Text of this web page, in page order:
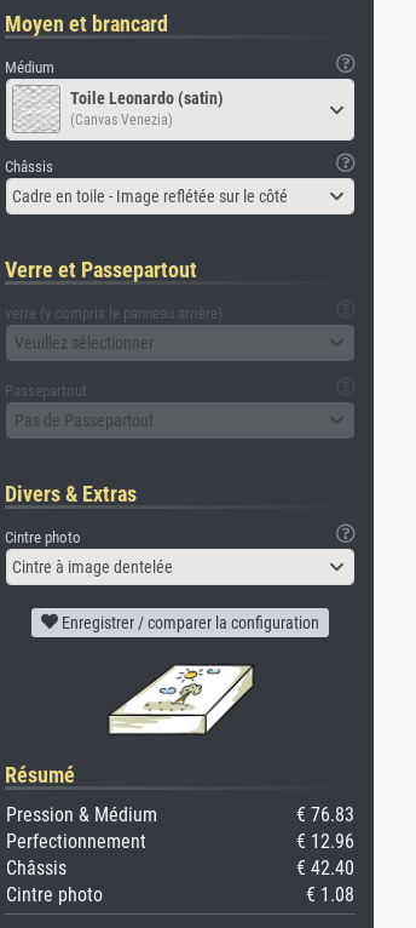
Moyen et brancard
Médium
Toile Leonardo (satin)
(Canvas Venezia)
Châssis
Cadre en toile - Image reflétée sur le côté
Verre et Passepartout
verre (y compris le panneau arrière)
Veuillez sélectionner
Passepartout
Pas de Passepartout
Divers & Extras
Cintre photo
Cintre à image dentelée
Enregistrer / comparer la configuration
Résumé
Pression & Médium
€ 76.83
Perfectionnement
€ 12.96
Châssis
€ 42.40
Cintre photo
€ 1.08